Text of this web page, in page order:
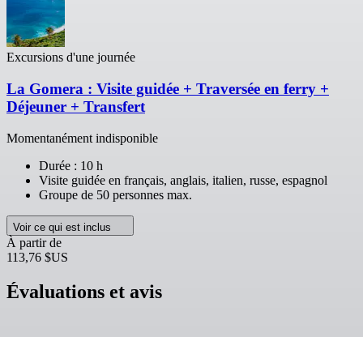
Excursions d'une journée
La Gomera : Visite guidée + Traversée en ferry +
Déjeuner + Transfert
Momentanément indisponible
Durée : 10 h
Visite guidée en français, anglais, italien, russe, espagnol
Groupe de 50 personnes max.
Voir ce qui est inclus
À partir de
113,76 $US
Évaluations et avis